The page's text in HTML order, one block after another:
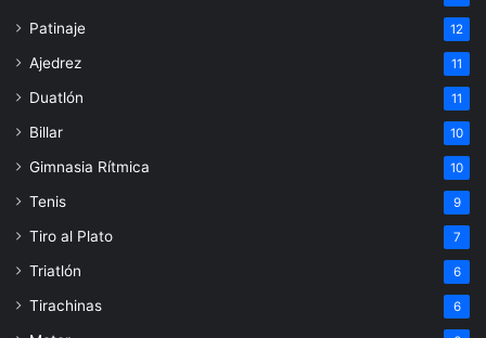
Patinaje 12
Ajedrez 11
Duatlón 11
Billar 10
Gimnasia Rítmica 10
Tenis 9
Tiro al Plato 7
Triatlón 6
Tirachinas 6